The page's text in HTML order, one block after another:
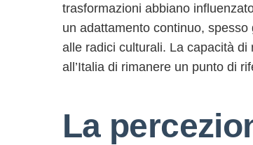
trasformazioni abbiano
un adattamento continuo,
alle radici culturali. La capacità
all’Italia di rimanere un punto di
La